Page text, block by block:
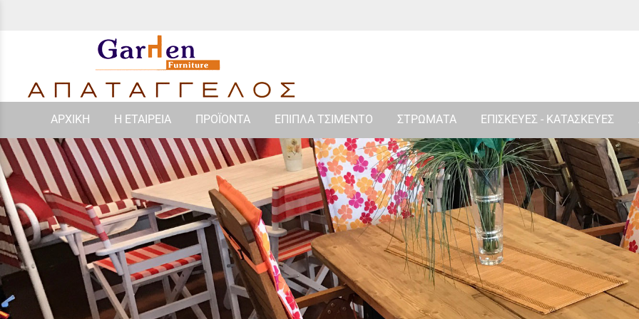
ΑΡΧΙΚΗ Η ΕΤΑΙΡΕΙΑ ΠΡΟΪΟΝΤΑ ΕΠΙΠΛΑ ΤΣΙΜΕΝΤΟ ΣΤΡΩΜΑΤΑ ΕΠΙΣΚΕΥΕΣ - ΚΑΤΑΣΚΕΥΕΣ